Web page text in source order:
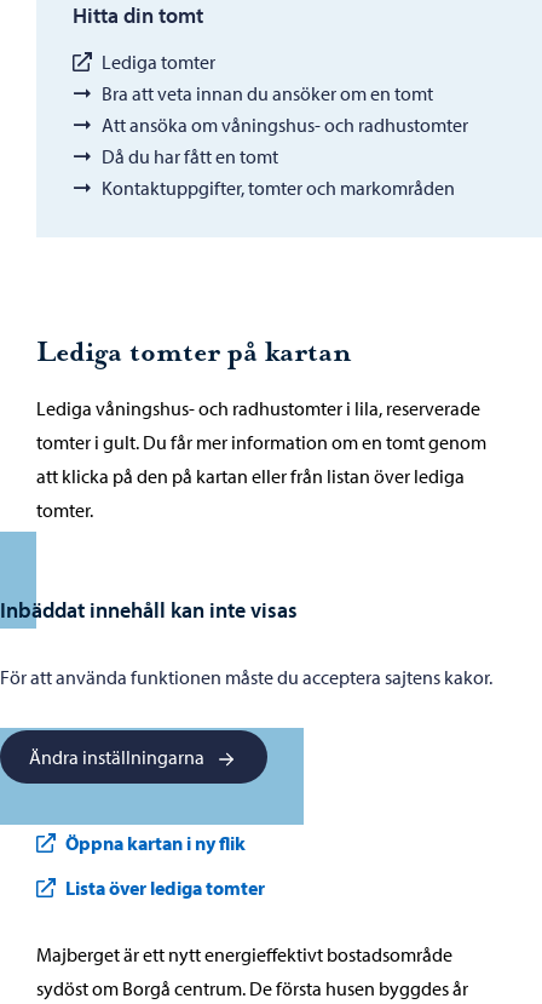
Hitta din tomt
Lediga tomter
Bra att veta innan du ansöker om en tomt
Att ansöka om våningshus- och radhustomter
Då du har fått en tomt
Kontaktuppgifter, tomter och markområden
Lediga tomter på kartan
Lediga våningshus- och radhustomter i lila, reserverade
tomter i gult. Du får mer information om en tomt genom
att klicka på den på kartan eller från listan över lediga
tomter.
Inbäddat innehåll kan inte visas
För att använda funktionen måste du acceptera sajtens kakor.
Ändra inställningarna
Öppna kartan i ny flik
Lista över lediga tomter
Majberget är ett nytt energieffektivt bostadsområde
sydöst om Borgå centrum. De första husen byggdes år